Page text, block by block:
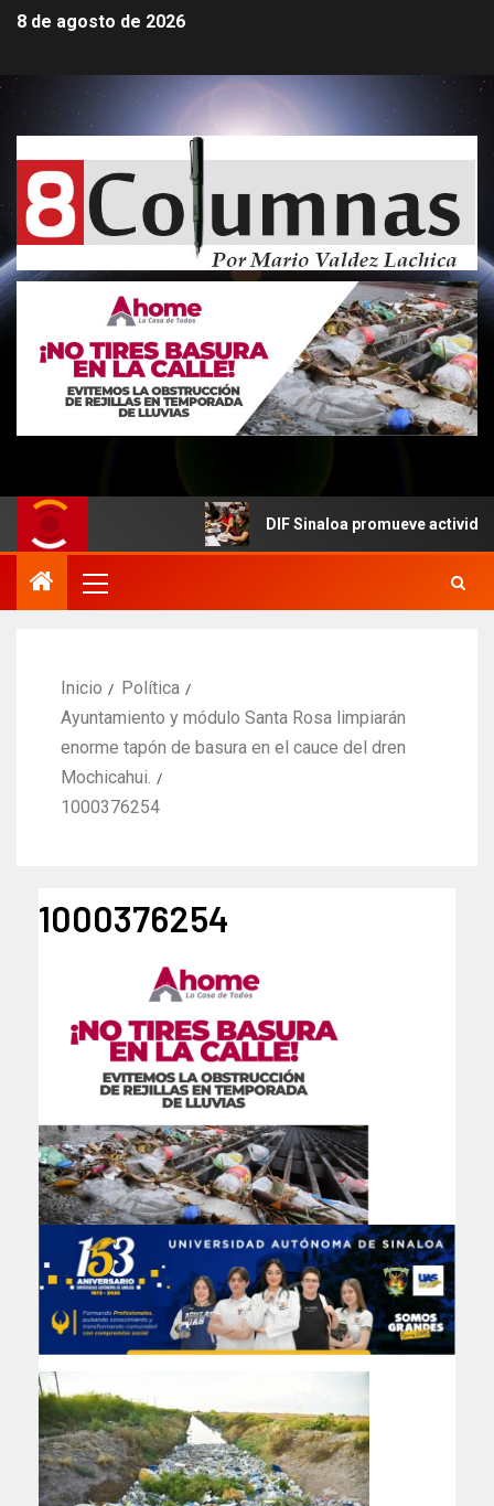
8 de agosto de 2026
DIF Sinaloa promueve actividades
Inicio
Política
Ayuntamiento y módulo Santa Rosa limpiarán
enorme tapón de basura en el cauce del dren
Mochicahui.
1000376254
1000376254